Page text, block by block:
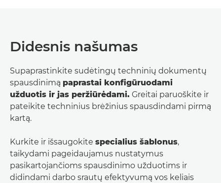
Didesnis našumas
Supaprastinkite sudėtingų techninių dokumentų
spausdinimą paprastai konfigūruodami
užduotis ir jas peržiūrėdami. Greitai paruoškite ir
pateikite techninius brėžinius spausdindami pirmą
kartą.
Kurkite ir išsaugokite specialius šablonus,
taikydami pageidaujamus nustatymus
pasikartojančioms spausdinimo užduotims ir
didindami darbo srautų efektyvumą vos keliais